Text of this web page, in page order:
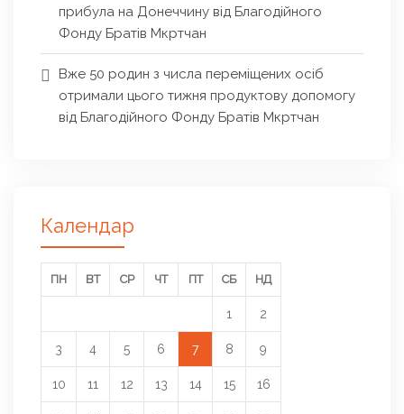
прибула на Донеччину від Благодійного
Фонду Братів Мкртчан
Вже 50 родин з числа переміщених осіб
отримали цього тижня продуктову допомогу
від Благодійного Фонду Братів Мкртчан
Календар
ПН ВТ СР ЧТ ПТ СБ НД
1 2
3 4 5 6 7 8 9
10 11 12 13 14 15 16